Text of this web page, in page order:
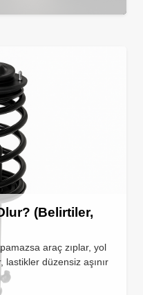
(Belirtiler,
araç zıplar, yol
düzensiz aşınır